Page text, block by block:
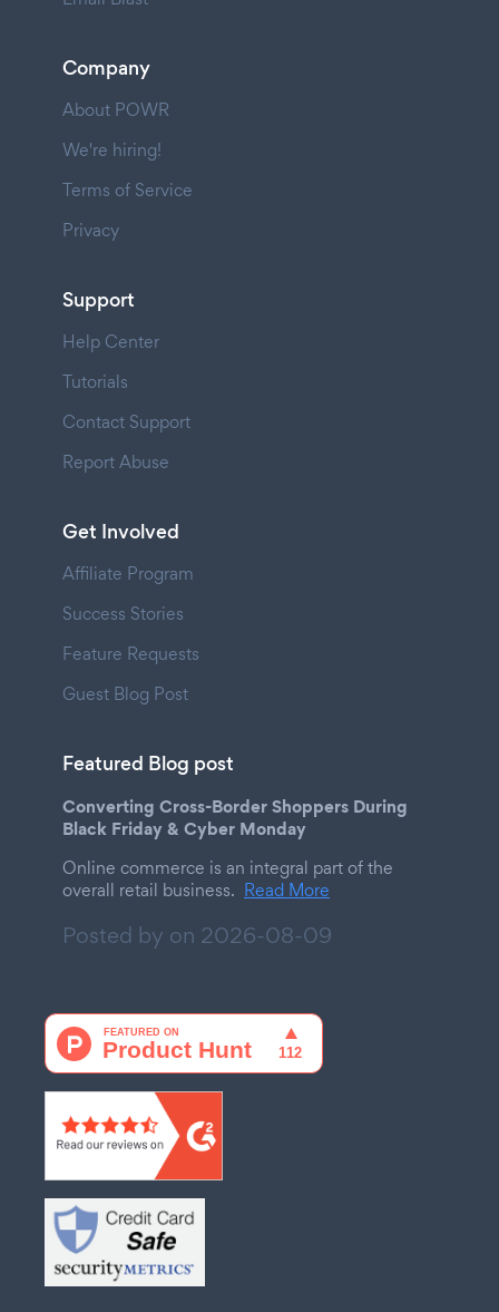
Company
About POWR
We're hiring!
Terms of Service
Privacy
Support
Help Center
Tutorials
Contact Support
Report Abuse
Get Involved
Affiliate Program
Success Stories
Feature Requests
Guest Blog Post
Featured Blog post
Converting Cross-Border Shoppers During
Black Friday & Cyber Monday
Online commerce is an integral part of the
overall retail business. Read More
Posted by on 2026-08-09